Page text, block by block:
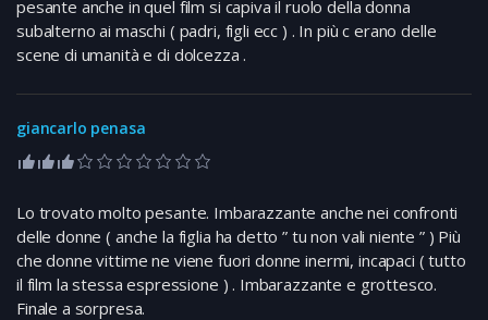
pesante anche in quel film si capiva il ruolo della donna
subalterno ai maschi ( padri, figli ecc ) . In più c erano delle
scene di umanità e di dolcezza .
giancarlo penasa
Lo trovato molto pesante. Imbarazzante anche nei confronti
delle donne ( anche la figlia ha detto ” tu non vali niente ” ) Più
che donne vittime ne viene fuori donne inermi, incapaci ( tutto
il film la stessa espressione ) . Imbarazzante e grottesco.
Finale a sorpresa.